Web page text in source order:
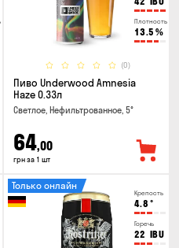
Плотность
13.5 %
(0)
Пиво Underwood Amnesia
Haze 0.33л
Светлое, Нефильтрованное, 5°
64,00
грн за 1 шт
Крепость
4.8 °
Горечь
22 IBU
Только онлайн